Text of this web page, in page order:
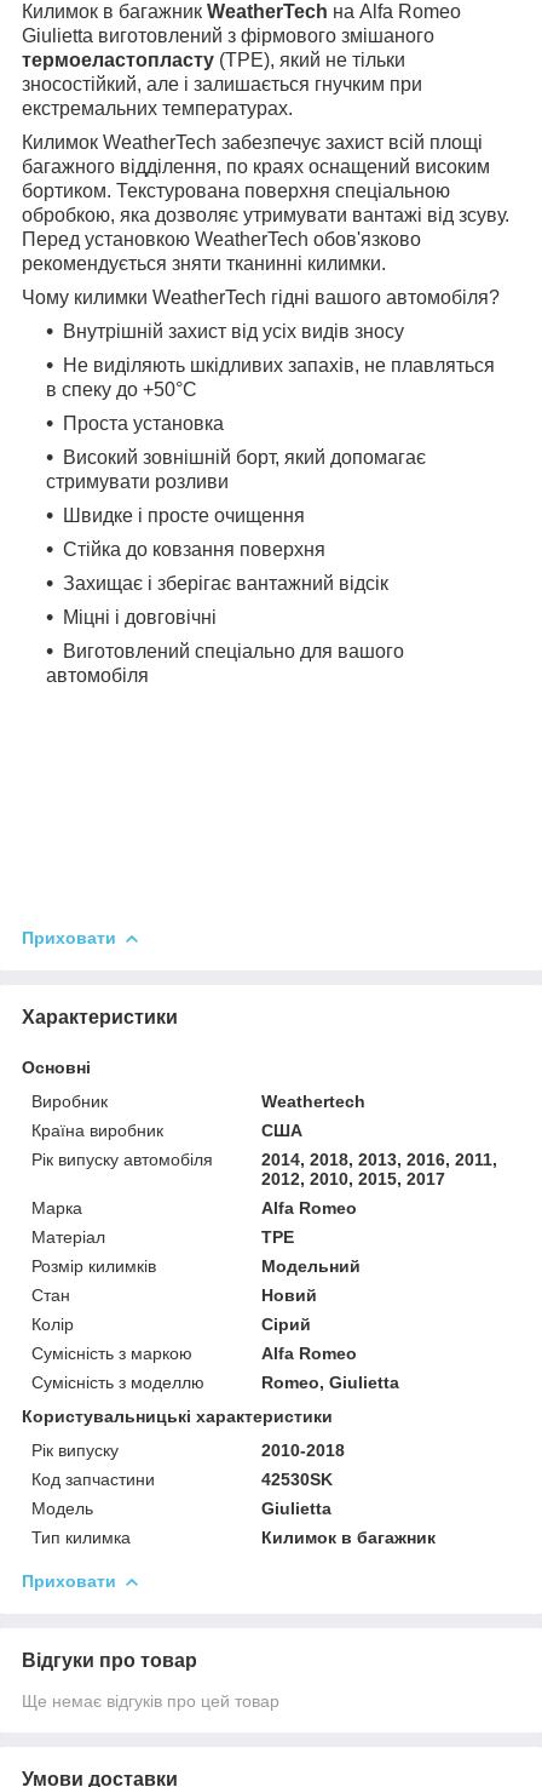
Килимок в багажник WeatherTech на Alfa Romeo
Giulietta виготовлений з фірмового змішаного
термоеластопласту (TPE), який не тільки
зносостійкий, але і залишається гнучким при
екстремальних температурах.
Килимок WeatherTech забезпечує захист всій площі
багажного відділення, по краях оснащений високим
бортиком. Текстурована поверхня спеціальною
обробкою, яка дозволяє утримувати вантажі від зсуву.
Перед установкою WeatherTech обов'язково
рекомендується зняти тканинні килимки.
Чому килимки WeatherTech гідні вашого автомобіля?
Внутрішній захист від усіх видів зносу
Не виділяють шкідливих запахів, не плавляться
в спеку до +50°С
Проста установка
Високий зовнішній борт, який допомагає
стримувати розливи
Швидке і просте очищення
Стійка до ковзання поверхня
Захищає і зберігає вантажний відсік
Міцні і довговічні
Виготовлений спеціально для вашого
автомобіля
Приховати
Характеристики
Основні
Виробник
Weathertech
Країна виробник
США
Рік випуску автомобіля
2014, 2018, 2013, 2016, 2011,
2012, 2010, 2015, 2017
Марка
Alfa Romeo
Матеріал
TPE
Розмір килимків
Модельний
Стан
Новий
Колір
Сірий
Сумісність з маркою
Alfa Romeo
Сумісність з моделлю
Romeo, Giulietta
Користувальницькі характеристики
Рік випуску
2010-2018
Код запчастини
42530SK
Мoдель
Giulietta
Тип килимка
Килимок в багажник
Приховати
Відгуки про товар
Ще немає відгуків про цей товар
Умови доставки